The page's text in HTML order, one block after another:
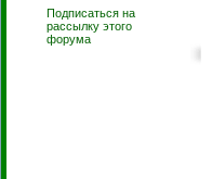
Подписаться на
рассылку этого
форума